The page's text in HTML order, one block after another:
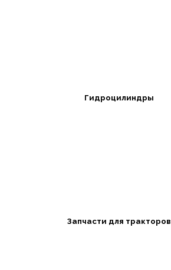
Гидроцилиндры
Запчасти для тракторов